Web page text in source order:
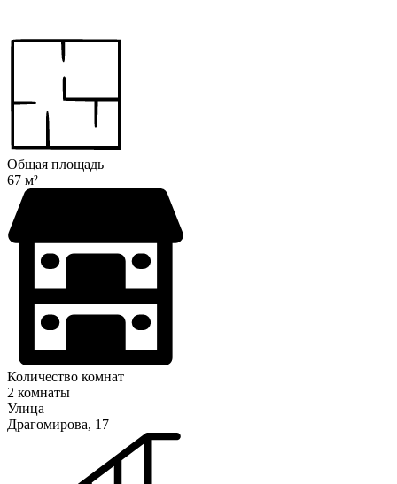
Общая площадь
67 м²
Количество комнат
2 комнаты
Улица
Драгомирова, 17